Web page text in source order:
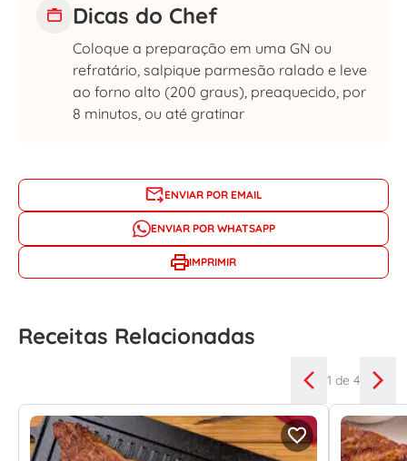
Dicas do Chef
Coloque a preparação em uma GN ou
refratário, salpique parmesão ralado e leve
ao forno alto (200 graus), preaquecido, por
8 minutos, ou até gratinar
ENVIAR POR EMAIL
ENVIAR POR WHATSAPP
IMPRIMIR
Receitas Relacionadas
1 de 4